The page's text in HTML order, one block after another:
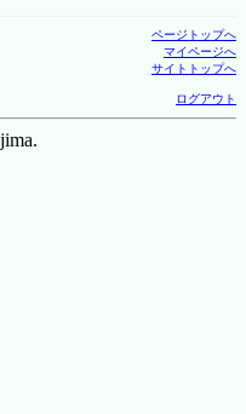
ページトップへ
マイページへ
サイトトップへ
ログアウト